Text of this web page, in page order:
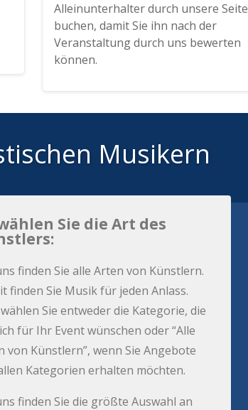
Alleinunterhalter durch unsere Seite
buchen, damit Sie ihn nach der
Veranstaltung durch uns bewerten
können.
Musikern
Sie die Art des
finden Sie alle Arten von Künstlern.
finden Sie Musik für jeden Anlass.
Sie entweder die Kategorie, die
für Ihr Event wünschen oder “Alle
von Künstlern”, wenn Sie Angebote
Kategorien erhalten möchten.
finden Sie die größte Auswahl an